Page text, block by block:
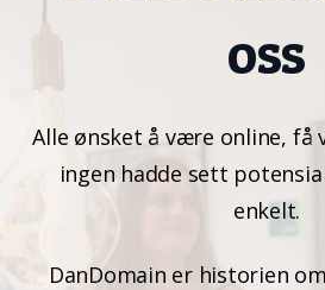
oss
Alle ønsket å være online, få
ingen hadde sett
enkelt.
DanDomain er historien